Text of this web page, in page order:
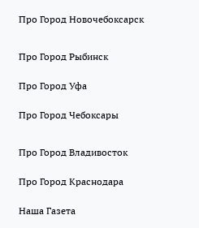
Про Город Новочебоксарск
Про Город Рыбинск
Про Город Уфа
Про Город Чебоксары
Про Город Владивосток
Про Город Краснодара
Наша Газета